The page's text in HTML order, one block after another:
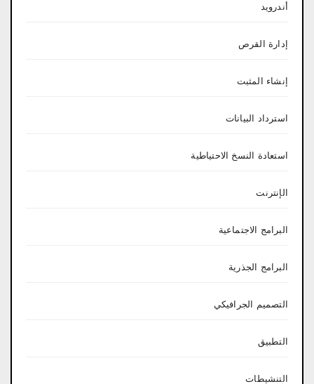
أندرويد
إدارة القرص
إنشاء المثبت
استرداد البيانات
استعادة النسخ الاحتياطية
الإنترنت
البرامج الاجتماعية
البرامج الجذرية
التصميم الجرافيكي
التطبيق
التنشيطات